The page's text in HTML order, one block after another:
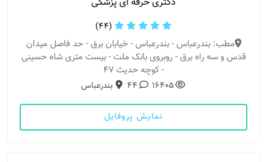
(44)
مطب: بندرعباس - بندرعباس - خیابان برق - حد فاصل میدان
قدس و سه راه برق - روبروی بانک ملت - بیست متری شاه حسینی
- کوچه حدیث 47
16405
44 بندرعباس
نمایش پروفایل